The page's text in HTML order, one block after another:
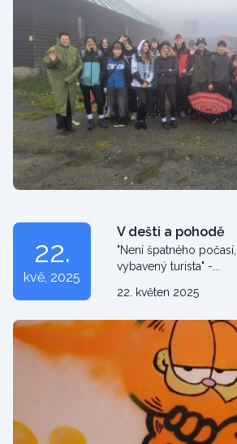
22.
kvě, 2025
V dešti a pohodě
"Není špatného
vybavený turista" -...
22. květen 2025